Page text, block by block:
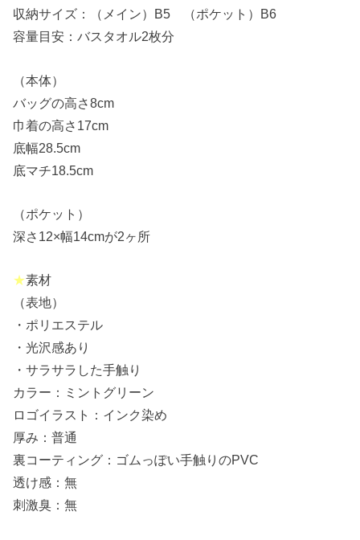
収納サイズ：（メイン）B5 （ポケット）B6
容量目安：バスタオル2枚分
（本体）
バッグの高さ8cm
巾着の高さ17cm
底幅28.5cm
底マチ18.5cm
（ポケット）
深さ12×幅14cmが2ヶ所
★素材
（表地）
・ポリエステル
・光沢感あり
・サラサラした手触り
カラー：ミントグリーン
ロゴイラスト：インク染め
厚み：普通
裏コーティング：ゴムっぽい手触りのPVC
透け感：無
刺激臭：無